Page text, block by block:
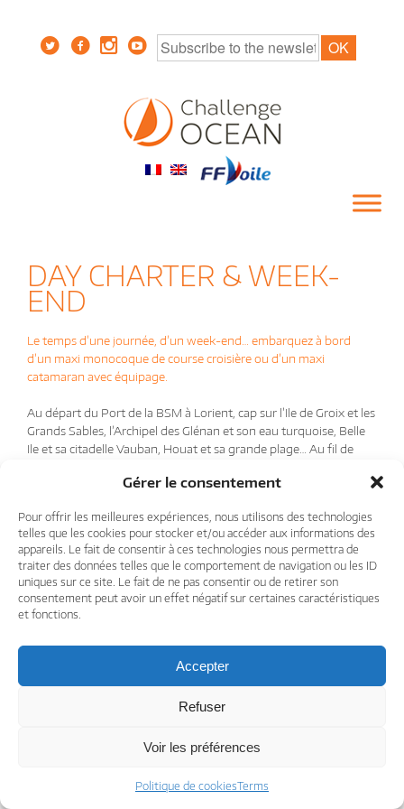
Gérer le consentement
Pour offrir les meilleures expériences, nous utilisons des technologies
telles que les cookies pour stocker et/ou accéder aux informations des
appareils. Le fait de consentir à ces technologies nous permettra de
traiter des données telles que le comportement de navigation ou les ID
uniques sur ce site. Le fait de ne pas consentir ou de retirer son
consentement peut avoir un effet négatif sur certaines caractéristiques
et fonctions.
Accepter
Refuser
Voir les préférences
Politique de cookiesTerms
DAY CHARTER & WEEK-
END
Le temps d’une journée, d’un week-end… embarquez à bord
d’un maxi monocoque de course croisière ou d’un maxi
catamaran avec équipage.
Au départ du Port de la BSM à Lorient, cap sur l’Ile de Groix et les
Grands Sables, l’Archipel des Glénan et son eau turquoise, Belle
Ile et sa citadelle Vauban, Houat et sa grande plage… Au fil de
navire, pour des navigations et des escales, en toute liberté !
Pour connaitre les prochainessorties en mer à la journéeet les
week-end voile.
© 2026 Challenge Ocean
Terms Challenge Ocean